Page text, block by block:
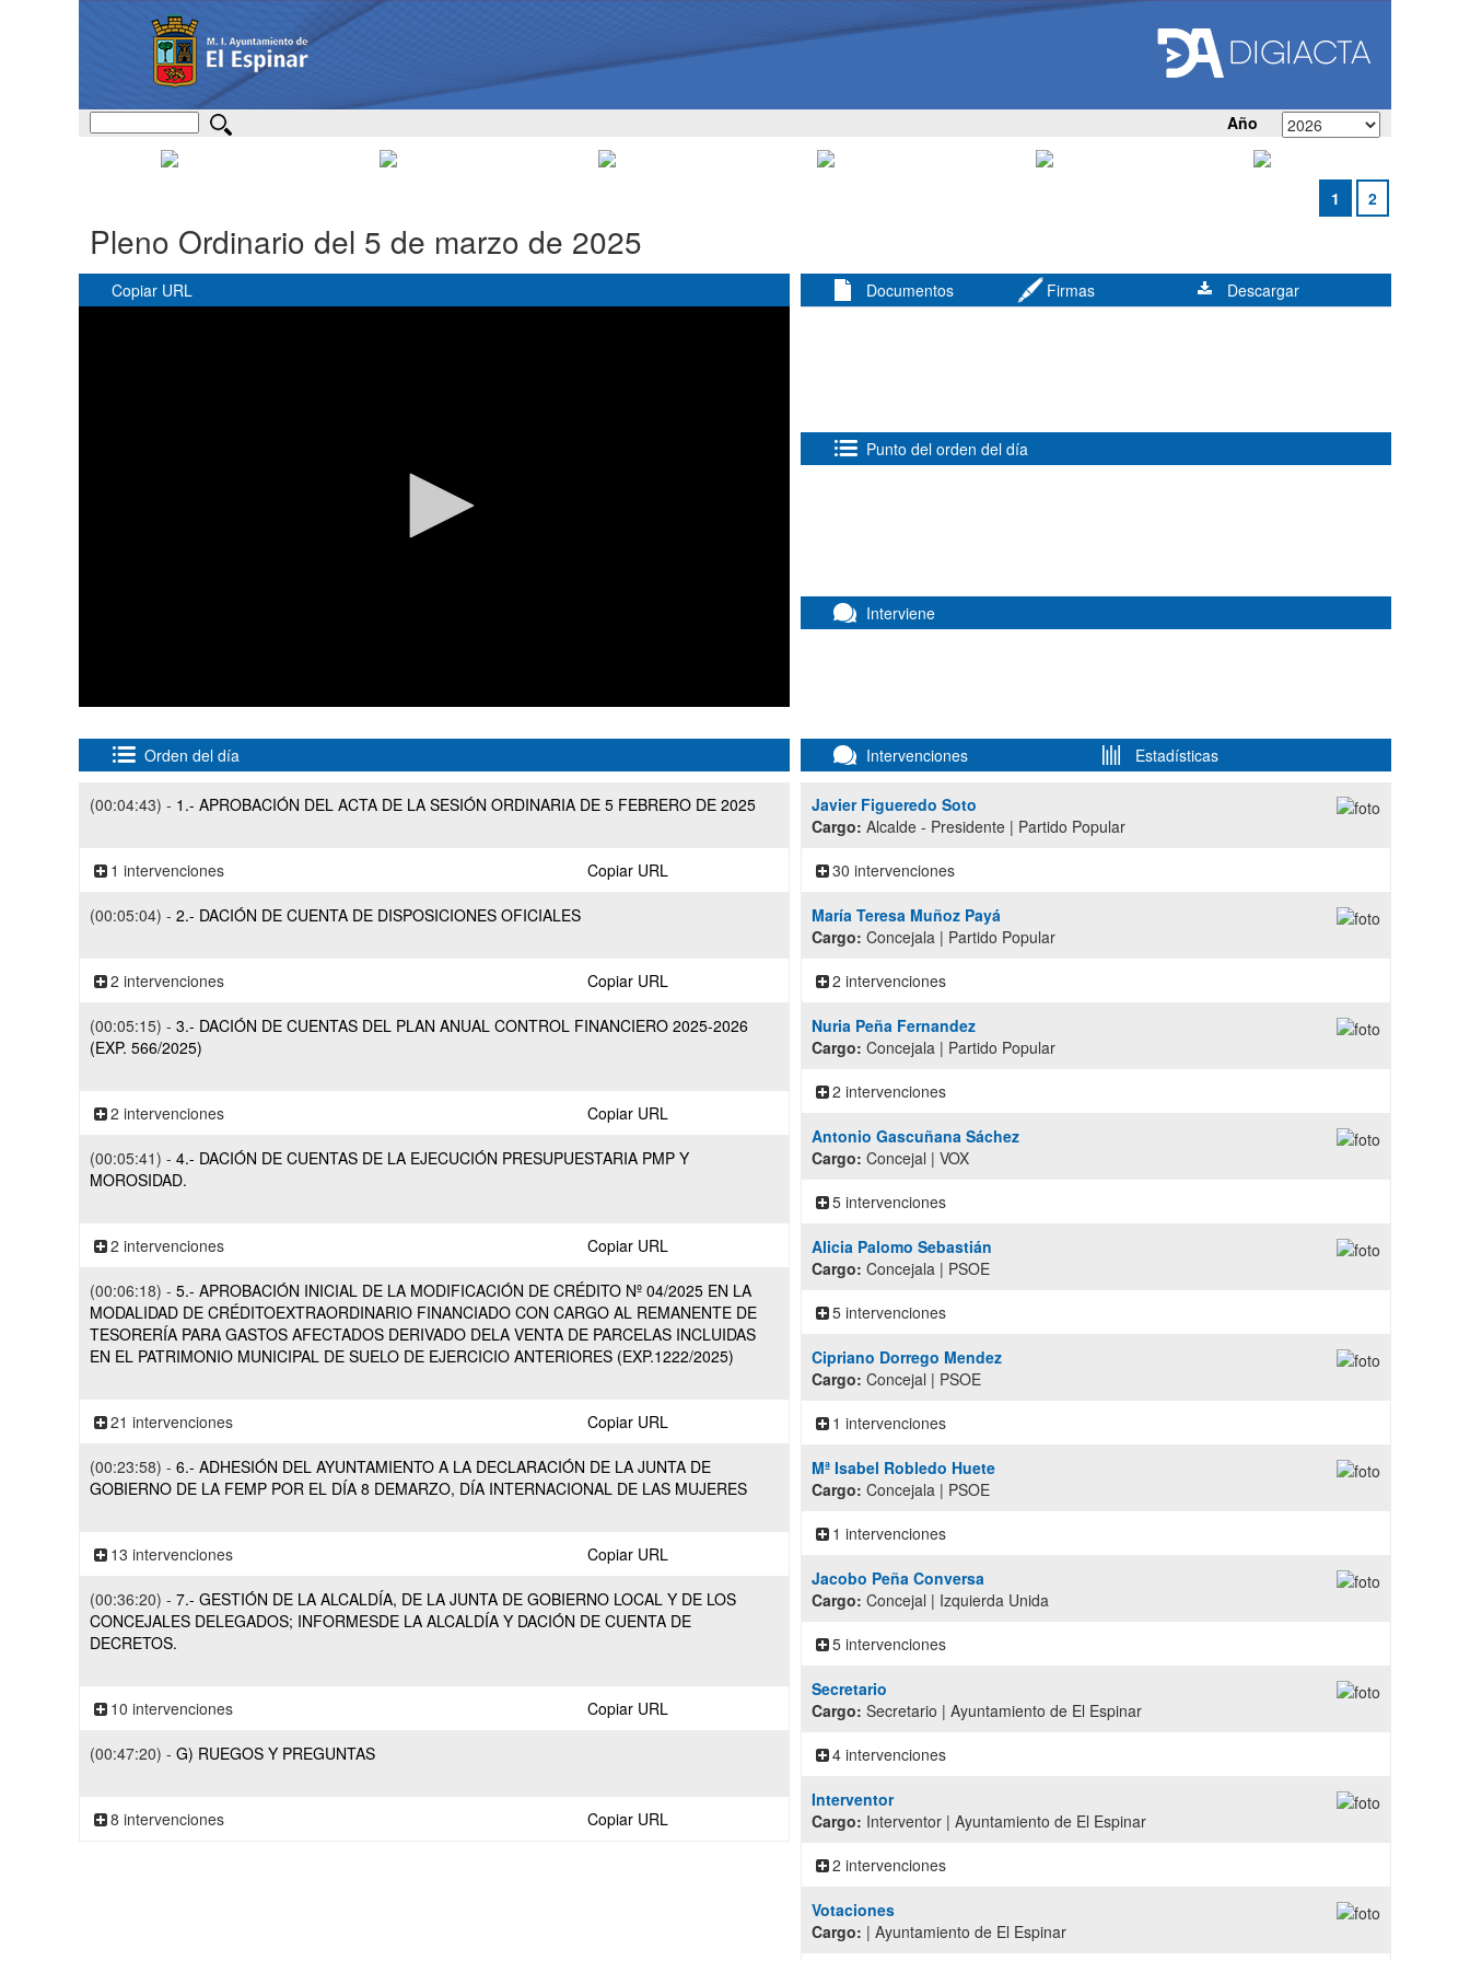
Año
2
1
Pleno Ordinario del 5 de marzo de 2025
Copiar URL
seconds
Volume
Documentos Firmas Descargar
Punto del orden del día
Interviene
Orden del día
(00:04:43) - 1.- APROBACIÓN DEL ACTA DE LA SESIÓN ORDINARIA DE 5 FEBRERO DE 2025
1 intervenciones Copiar URL
(00:05:04) - 2.- DACIÓN DE CUENTA DE DISPOSICIONES OFICIALES
2 intervenciones Copiar URL
(00:05:15) - 3.- DACIÓN DE CUENTAS DEL PLAN ANUAL CONTROL FINANCIERO 2025-2026
(EXP. 566/2025)
2 intervenciones Copiar URL
(00:05:41) - 4.- DACIÓN DE CUENTAS DE LA EJECUCIÓN PRESUPUESTARIA PMP Y
MOROSIDAD.
2 intervenciones Copiar URL
(00:06:18) - 5.- APROBACIÓN INICIAL DE LA MODIFICACIÓN DE CRÉDITO Nº 04/2025 EN LA
MODALIDAD DE CRÉDITOEXTRAORDINARIO FINANCIADO CON CARGO AL REMANENTE DE
TESORERÍA PARA GASTOS AFECTADOS DERIVADO DELA VENTA DE PARCELAS INCLUIDAS
EN EL PATRIMONIO MUNICIPAL DE SUELO DE EJERCICIO ANTERIORES (EXP.1222/2025)
21 intervenciones Copiar URL
(00:23:58) - 6.- ADHESIÓN DEL AYUNTAMIENTO A LA DECLARACIÓN DE LA JUNTA DE
GOBIERNO DE LA FEMP POR EL DÍA 8 DEMARZO, DÍA INTERNACIONAL DE LAS MUJERES
13 intervenciones Copiar URL
(00:36:20) - 7.- GESTIÓN DE LA ALCALDÍA, DE LA JUNTA DE GOBIERNO LOCAL Y DE LOS
CONCEJALES DELEGADOS; INFORMESDE LA ALCALDÍA Y DACIÓN DE CUENTA DE
DECRETOS.
10 intervenciones Copiar URL
(00:47:20) - G) RUEGOS Y PREGUNTAS
8 intervenciones Copiar URL
Intervenciones Estadísticas
Javier Figueredo Soto
Cargo: Alcalde - Presidente | Partido Popular
30 intervenciones
María Teresa Muñoz Payá
Cargo: Concejala | Partido Popular
2 intervenciones
Nuria Peña Fernandez
Cargo: Concejala | Partido Popular
2 intervenciones
Antonio Gascuñana Sáchez
Cargo: Concejal | VOX
5 intervenciones
Alicia Palomo Sebastián
Cargo: Concejala | PSOE
5 intervenciones
Cipriano Dorrego Mendez
Cargo: Concejal | PSOE
1 intervenciones
Mª Isabel Robledo Huete
Cargo: Concejala | PSOE
1 intervenciones
Jacobo Peña Conversa
Cargo: Concejal | Izquierda Unida
5 intervenciones
Secretario
Cargo: Secretario | Ayuntamiento de El Espinar
4 intervenciones
Interventor
Cargo: Interventor | Ayuntamiento de El Espinar
2 intervenciones
Votaciones
Cargo: | Ayuntamiento de El Espinar